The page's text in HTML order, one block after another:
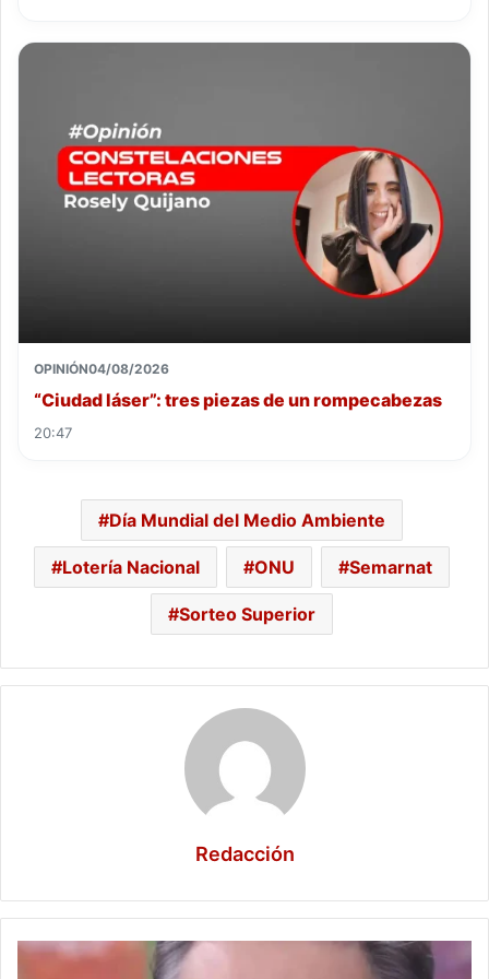
OPINIÓN04/08/2026
“Ciudad láser”: tres piezas de un rompecabezas
20:47
Día Mundial del Medio Ambiente
Lotería Nacional ONU Semarnat
Sorteo Superior
Redacción
Jorge